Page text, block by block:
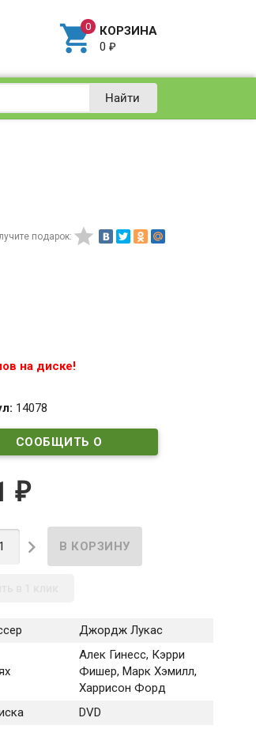
 КОРЗИНА
0₽
Найти
подарок: 
на диске!
14078
СООБЩИТЬ О
₽

Джордж Лукас
Алек Гинесс, Кэрри
Фишер, Марк Хэмилл,
Харрисон Форд
DVD